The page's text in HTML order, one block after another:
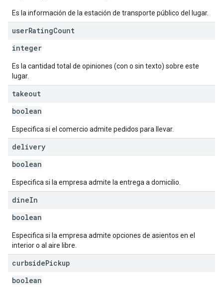
Es la información de la estación de transporte público del lugar.
userRatingCount
integer
Es la cantidad total de opiniones (con o sin texto) sobre este
lugar.
takeout
boolean
Especifica si el comercio admite pedidos para llevar.
delivery
boolean
Especifica si la empresa admite la entrega a domicilio.
dineIn
boolean
Especifica si la empresa admite opciones de asientos en el
interior o al aire libre.
curbsidePickup
boolean